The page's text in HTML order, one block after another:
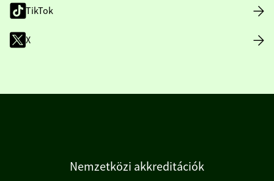
TikTok
X
Nemzetközi akkreditációk